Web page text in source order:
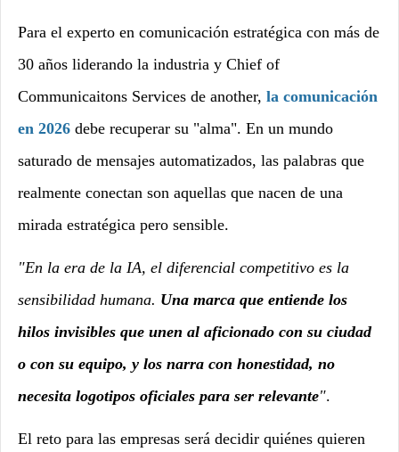
Para el experto en comunicación estratégica con más de
30 años liderando la industria y Chief of
Communicaitons Services de another, la comunicación
en 2026 debe recuperar su "alma". En un mundo
saturado de mensajes automatizados, las palabras que
realmente conectan son aquellas que nacen de una
mirada estratégica pero sensible.
"En la era de la IA, el diferencial competitivo es la
sensibilidad humana. Una marca que entiende los
hilos invisibles que unen al aficionado con su ciudad
o con su equipo, y los narra con honestidad, no
necesita logotipos oficiales para ser relevante".
El reto para las empresas será decidir quiénes quieren